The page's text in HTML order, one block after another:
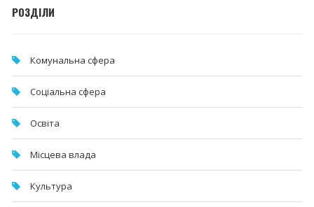
РОЗДІЛИ
Комунальна cфера
Соціальна сфера
Освіта
Місцева влада
Культура